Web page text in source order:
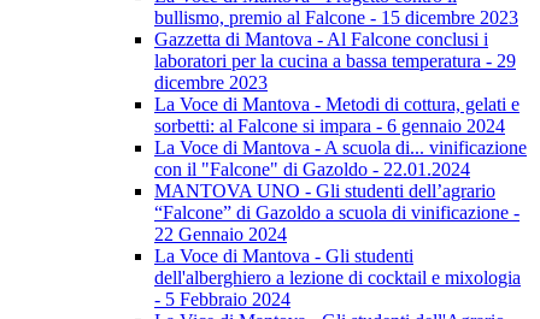
bullismo, premio al Falcone - 15 dicembre 2023
Gazzetta di Mantova - Al Falcone conclusi i
laboratori per la cucina a bassa temperatura - 29
dicembre 2023
La Voce di Mantova - Metodi di cottura, gelati e
sorbetti: al Falcone si impara - 6 gennaio 2024
La Voce di Mantova - A scuola di... vinificazione
con il "Falcone" di Gazoldo - 22.01.2024
MANTOVA UNO - Gli studenti dell’agrario
“Falcone” di Gazoldo a scuola di vinificazione -
22 Gennaio 2024
La Voce di Mantova - Gli studenti
dell'alberghiero a lezione di cocktail e mixologia
- 5 Febbraio 2024